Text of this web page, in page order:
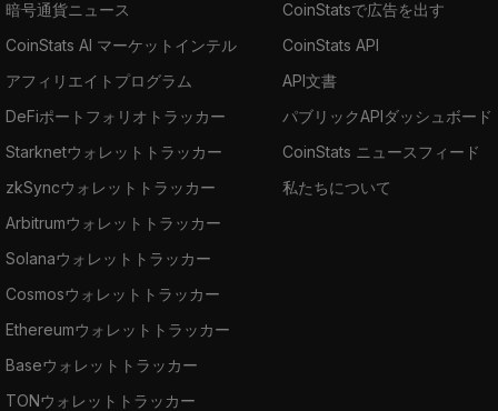
暗号通貨ニュース
CoinStats AI マーケットインテル
アフィリエイトプログラム
DeFiポートフォリオトラッカー
Starknetウォレットトラッカー
zkSyncウォレットトラッカー
Arbitrumウォレットトラッカー
Solanaウォレットトラッカー
Cosmosウォレットトラッカー
Ethereumウォレットトラッカー
Baseウォレットトラッカー
TONウォレットトラッカー
CoinStatsで広告を出す
CoinStats API
API文書
パブリックAPIダッシュボード
CoinStats ニュースフィード
私たちについて